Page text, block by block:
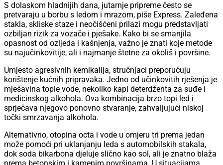
S dolaskom hladnijih dana, jutarnje pripreme često se
pretvaraju u borbu s ledom i mrazom, piše Express. Zaleđena
stakla, skliske staze i neočišćeni prilazi mogu predstavljati
ozbiljan rizik za vozače i pješake. Kako bi se smanjila
opasnost od ozljeda i kašnjenja, važno je znati koje metode
su najučinkovitije, ali i najmanje štetne za okoliš i površine.
Umjesto agresivnih kemikalija, stručnjaci preporučuju
korištenje kućnih pripravaka. Jedno od učinkovitih rješenja je
mješavina tople vode, nekoliko kapi deterdženta za suđe i
medicinskog alkohola. Ova kombinacija brzo topi led i
sprječava njegovo ponovno stvaranje, zahvaljujući niskoj
točki smrzavanja alkohola.
Alternativno, otopina octa i vode u omjeru tri prema jedan
može pomoći pri uklanjanju leda s automobilskih stakala,
dok soda bikarbona djeluje slično kao sol, ali je znatno blaža